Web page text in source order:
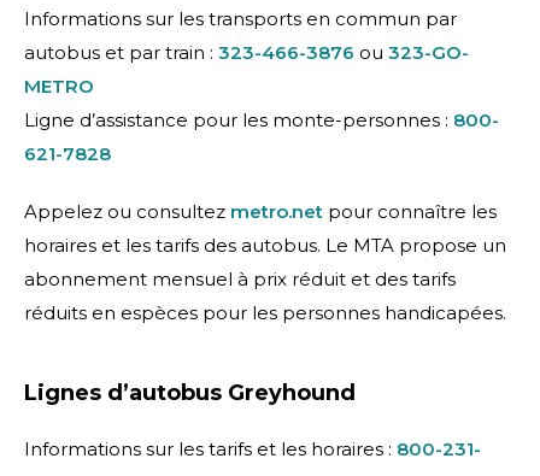
Informations sur les transports en commun par
autobus et par train : 323-466-3876 ou 323-GO-
METRO
Ligne d’assistance pour les monte-personnes : 800-
621-7828
Appelez ou consultez metro.net pour connaître les
horaires et les tarifs des autobus. Le MTA propose un
abonnement mensuel à prix réduit et des tarifs
réduits en espèces pour les personnes handicapées.
Lignes d’autobus Greyhound
Informations sur les tarifs et les horaires : 800-231-